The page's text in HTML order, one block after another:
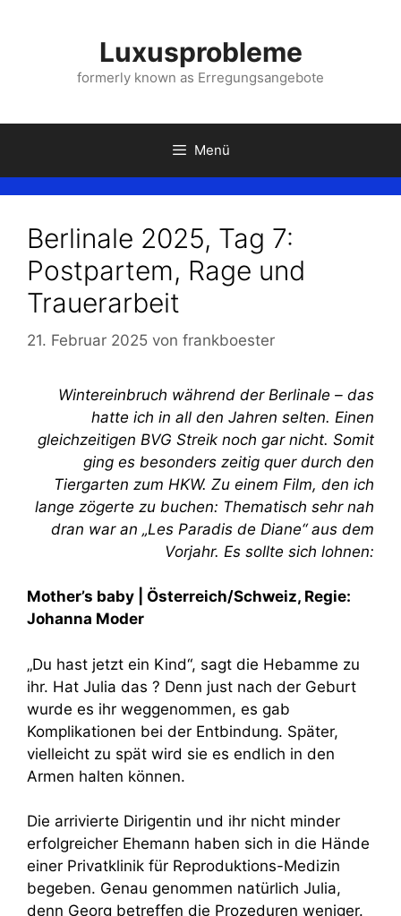
Luxusprobleme
formerly known as Erregungsangebote
Menü
Berlinale 2025, Tag 7:
Postpartem, Rage und
Trauerarbeit
21. Februar 2025 von frankboester
Wintereinbruch während der Berlinale – das
hatte ich in all den Jahren selten. Einen
gleichzeitigen BVG Streik noch gar nicht. Somit
ging es besonders zeitig quer durch den
Tiergarten zum HKW. Zu einem Film, den ich
lange zögerte zu buchen: Thematisch sehr nah
dran war an „Les Paradis de Diane“ aus dem
Vorjahr. Es sollte sich lohnen:
Mother’s baby | Österreich/Schweiz, Regie:
Johanna Moder
„Du hast jetzt ein Kind“, sagt die Hebamme zu
ihr. Hat Julia das ? Denn just nach der Geburt
wurde es ihr weggenommen, es gab
Komplikationen bei der Entbindung. Später,
vielleicht zu spät wird sie es endlich in den
Armen halten können.
Die arrivierte Dirigentin und ihr nicht minder
erfolgreicher Ehemann haben sich in die Hände
einer Privatklinik für Reproduktions-Medizin
begeben. Genau genommen natürlich Julia,
denn Georg betreffen die Prozeduren weniger.